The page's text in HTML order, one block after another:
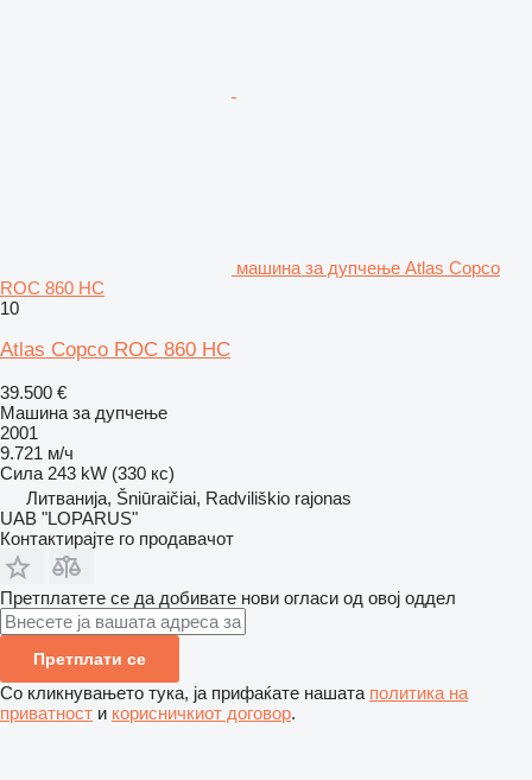
машина за дупчење Atlas Copco
ROC 860 HC
10
Atlas Copco ROC 860 HC
39.500 €
Машина за дупчење
2001
9.721 м/ч
Сила 243 kW (330 кс)
Литванија, Šniūraičiai, Radviliškio rajonas
UAB "LOPARUS"
Контактирајте го продавачот
Претплатете се да добивате нови огласи од овој оддел
Претплати се
Со кликнувањето тука, ја прифаќате нашата политика на
приватност и корисничкиот договор.